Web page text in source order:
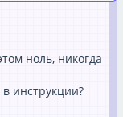
ноль, никогда
инструкции?